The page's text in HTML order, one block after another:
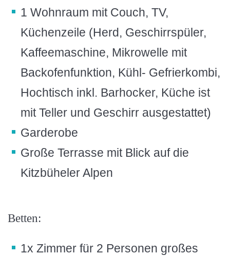
1 Wohnraum mit Couch, TV,
Küchenzeile (Herd, Geschirrspüler,
Kaffeemaschine, Mikrowelle mit
Backofenfunktion, Kühl- Gefrierkombi,
Hochtisch inkl. Barhocker, Küche ist
mit Teller und Geschirr ausgestattet)
Garderobe
Große Terrasse mit Blick auf die
Kitzbüheler Alpen
Betten:
1x Zimmer für 2 Personen großes